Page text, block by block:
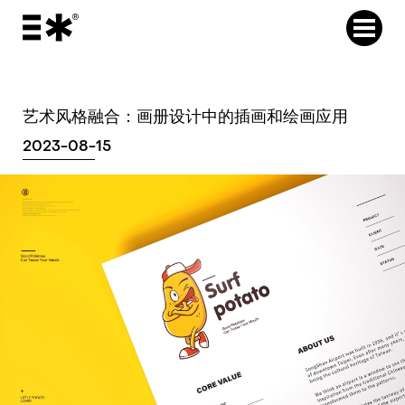
艺术风格融合：画册设计中的插画和绘画应用
2023-08-15